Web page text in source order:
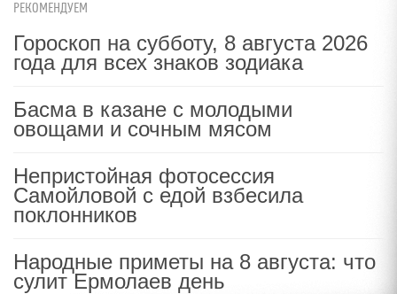
РЕКОМЕНДУЕМ
Гороскоп на субботу, 8 августа 2026
года для всех знаков зодиака
Басма в казане с молодыми
овощами и сочным мясом
Непристойная фотосессия
Самойловой с едой взбесила
поклонников
Народные приметы на 8 августа: что
сулит Ермолаев день